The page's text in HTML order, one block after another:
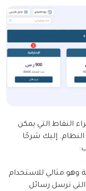
النقاط التي يمكن
إليك شرحًا
:
الخيار 5000 نقطة وهو مثالي للاستخدام
ترسل رسائل